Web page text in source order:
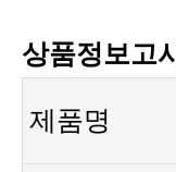
상품정보고시
제품명